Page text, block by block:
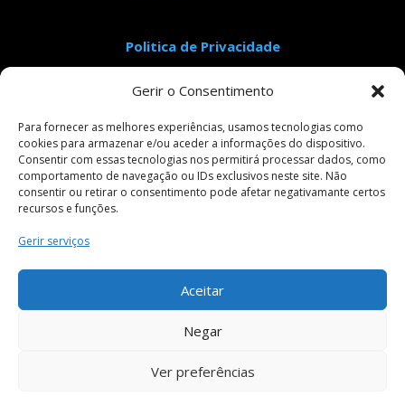
Gerir o Consentimento
Para fornecer as melhores experiências, usamos tecnologias como
cookies para armazenar e/ou aceder a informações do dispositivo.
Consentir com essas tecnologias nos permitirá processar dados, como
comportamento de navegação ou IDs exclusivos neste site. Não
consentir ou retirar o consentimento pode afetar negativamante certos
recursos e funções.
Gerir serviços
Aceitar
Negar
Ver preferências
Politica de Privacidade
Aviso Legal
Condições Gerais de Venda
Livro de Reclamações
Pagamentos Seguros
Siga-nos em: